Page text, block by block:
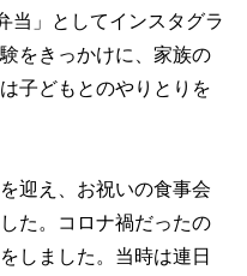
当」としてインスタグラ
をきっかけに、家族の
子どもとのやりとりを
迎え、お祝いの食事会
た。コロナ禍だったの
しました。当時は連日